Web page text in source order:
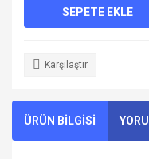
SEPETE EKLE
Karşılaştır
ÜRÜN BİLGİSİ